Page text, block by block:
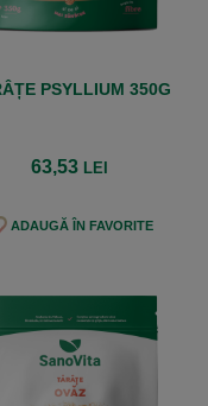
PSYLLIUM 350G
63,53 LEI
ADAUGĂ ÎN FAVORITE